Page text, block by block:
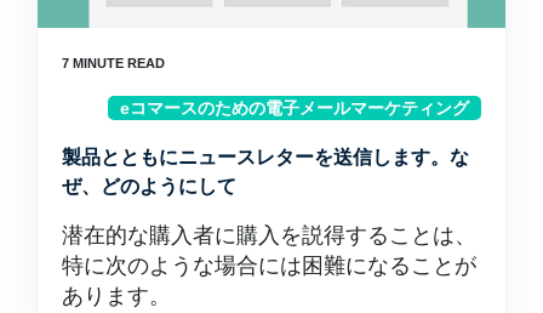
eコマースのための電子メールマーケティング
製品とともにニュースレターを送信します。な
ぜ、どのようにして
潜在的な購入者に購入を説得することは、
特に次のような場合には困難になることが
あります。